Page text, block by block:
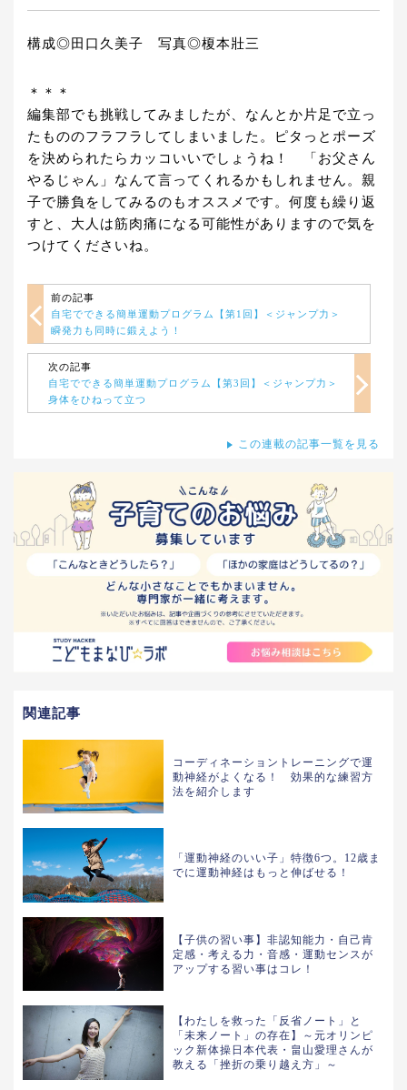
構成◎田口久美子 写真◎榎本壯三
＊＊＊
編集部でも挑戦してみましたが、なんとか片足で立っ
たもののフラフラしてしまいました。ピタっとポーズ
を決められたらカッコいいでしょうね！ 「お父さん
やるじゃん」なんて言ってくれるかもしれません。親
子で勝負をしてみるのもオススメです。何度も繰り返
すと、大人は筋肉痛になる可能性がありますので気を
つけてくださいね。
前の記事
自宅でできる簡単運動プログラム【第1回】＜ジャンプ力＞
瞬発力も同時に鍛えよう！
次の記事
自宅でできる簡単運動プログラム【第3回】＜ジャンプ力＞
身体をひねって立つ
この連載の記事一覧を見る
関連記事
コーディネーショントレーニングで運
動神経がよくなる！ 効果的な練習方
法を紹介します
「運動神経のいい子」特徴6つ。12歳ま
でに運動神経はもっと伸ばせる！
【子供の習い事】非認知能力・自己肯
定感・考える力・音感・運動センスが
アップする習い事はコレ！
【わたしを救った「反省ノート」と
「未来ノート」の存在】～元オリンピ
ック新体操日本代表・畠山愛理さんが
教える「挫折の乗り越え方」～